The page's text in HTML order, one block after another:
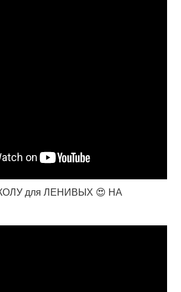
для ЛЕНИВЫХ 😍 НА